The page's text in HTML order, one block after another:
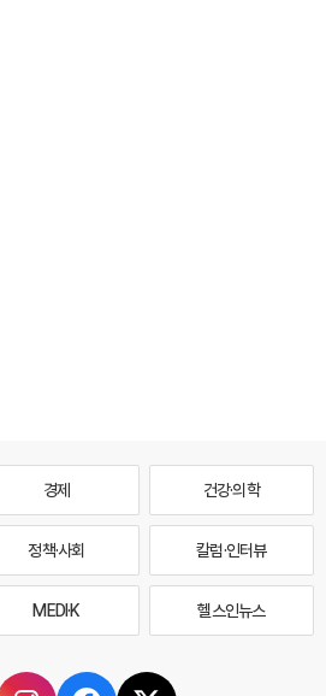
경제 건강·의학
정책·사회 칼럼·인터뷰
MEDI·K 헬스인뉴스